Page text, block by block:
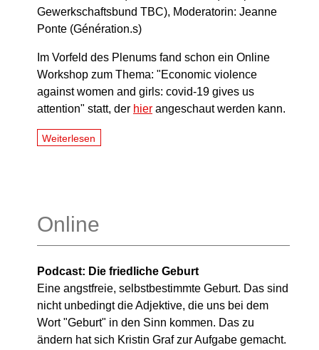
Gewerkschaftsbund TBC), Moderatorin: Jeanne
Ponte (Génération.s)
Im Vorfeld des Plenums fand schon ein Online
Workshop zum Thema: "Economic violence
against women and girls: covid-19 gives us
attention" statt, der hier angeschaut werden kann.
Weiterlesen
Online
Podcast: Die friedliche Geburt
Eine angstfreie, selbstbestimmte Geburt. Das sind
nicht unbedingt die Adjektive, die uns bei dem
Wort "Geburt" in den Sinn kommen. Das zu
ändern hat sich Kristin Graf zur Aufgabe gemacht.